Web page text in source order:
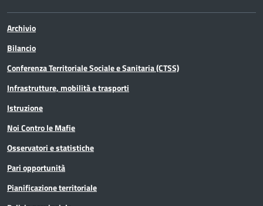
Archivio
Bilancio
Conferenza Territoriale Sociale e Sanitaria (CTSS)
Infrastrutture, mobilità e trasporti
Istruzione
Noi Contro le Mafie
Osservatori e statistiche
Pari opportunità
Pianificazione territoriale